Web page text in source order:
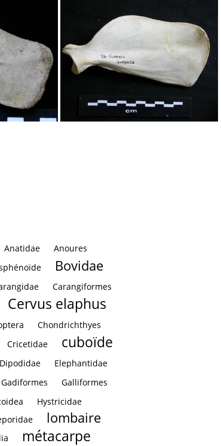
Scapula : vue médiale
Anatidae
Anoures
Bovidae
Carangiformes
Cervus elaphus
Chondrichthyes
Cricetidae
cuboïde
Dipodidae
Elephantidae
Gadiformes
Galliformes
Hystricidae
lombaire
métacarpe